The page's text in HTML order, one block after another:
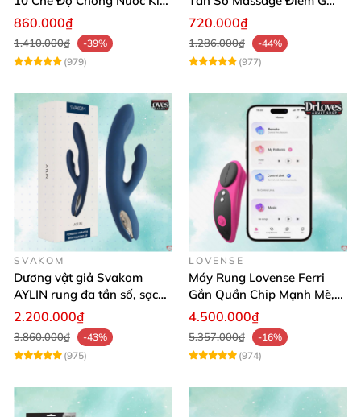
Thích Điểm G
860.000₫
1.410.000₫
-39%
(979)
Mát Xa Âm Vật
720.000₫
1.286.000₫
-44%
(977)
SVAKOM
Dương vật giả Svakom
AYLIN rung đa tần số, sạc
pin chống nước
2.200.000₫
3.860.000₫
-43%
(975)
LOVENSE
Máy Rung Lovense Ferri
Gắn Quần Chip Mạnh Mẽ,
Điều Khiển Qua App
4.500.000₫
5.357.000₫
-16%
(974)